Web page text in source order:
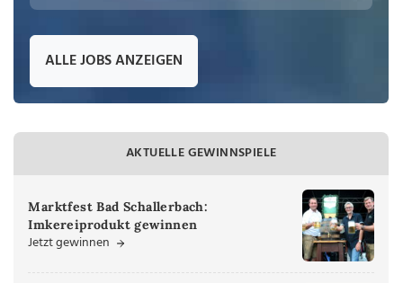
ALLE JOBS ANZEIGEN
AKTUELLE GEWINNSPIELE
Marktfest Bad Schallerbach:
Imkereiprodukt gewinnen
Jetzt gewinnen